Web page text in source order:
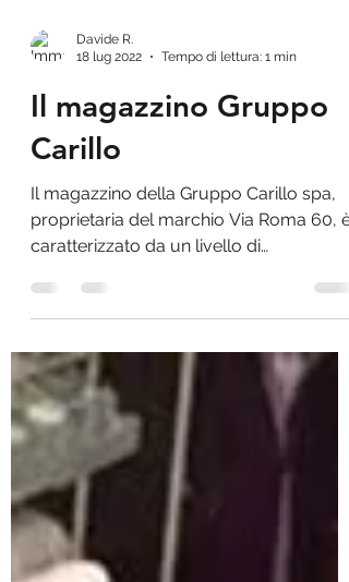
Davide R.
18 lug 2022
Tempo di lettura: 1 min
Il magazzino Gruppo
Carillo
Il magazzino della Gruppo Carillo spa,
proprietaria del marchio Via Roma 60, è
caratterizzato da un livello di